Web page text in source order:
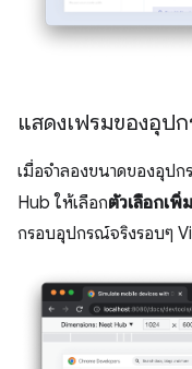
แสดงเฟรมของอุป
เมื่อจำลองขนาดของอุป
Hub ให้เลือกตัวเลือกเพิ่
กรอบอุปกรณ์จริงรอบๆ